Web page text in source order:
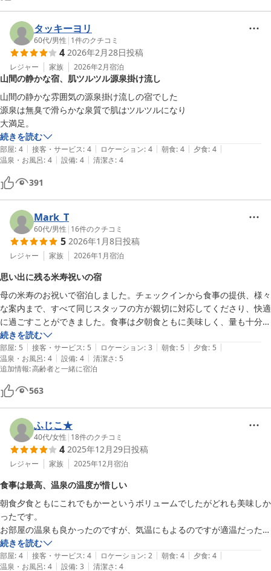
タッキーヨリ
60代/男性 | 1件のクチコミ
4 2026年2月28日投稿
レジャー 家族 2026年2月宿泊
山間の静かな宿、肌ツルツル源泉掛け流し
山間の静かな雰囲気の源泉掛け流しの宿でした
源泉は無臭で滑らかな泉質で肌はツルツルになり
大満足。
続きを読む
部屋: 4 | 接客・サービス: 4 | ロケーション: 4 | 朝食: 4 | 夕食: 4 |
温泉・お風呂: 4 | 設備: 4 | 清潔さ: 4
391
Mark_T
60代/男性 | 16件のクチコミ
5 2026年1月8日投稿
レジャー 家族 2026年1月宿泊
思い出に残る米寿祝いの宿
母の米寿のお祝いで宿泊しました。チェックインから食事の提供、様々
な案内まで、すべて同じスタッフの方が親切に対応してくださり、快適
に過ごすことができました。食事は夕朝食ともに美味しく、量も十分で
した。中でも夕食時に追加でお願いした金目鯛の姿煮は、味も見た目も
格別でした。夕食時に撮っていただいた家族写真を、翌日写真立てに入
れてプレゼントしてくださった点は、母も良い思い出になると感謝して
いました。ロビーや廊下、室内の所々に生花がセンス良く飾ってあるこ
とから、隅々まで心配りのある素晴らしい宿だと感じました。
続きを読む
部屋: 5 | 接客・サービス: 5 | ロケーション: 3 | 朝食: 5 | 夕食: 5 |
温泉・お風呂: 4 | 設備: 4 | 清潔さ: 5
追加情報:高齢者と一緒に宿泊
563
ふじこ★
40代/女性 | 18件のクチコミ
4 2025年12月29日投稿
レジャー 家族 2025年12月宿泊
食事は最高、温泉の温度が惜しい
朝食夕食ともにこれでもかーというボリュームでしたがどれも美味しか
ったです。
お部屋の温泉も良かったのですが、気温にもよるのですが適温だったり
気持ち温度が低めだなと思うことがあったのが残念。
また立地が駅からかなり登ったところにあり、車必須でしたが、所用で
続きを読む
部屋: 4 | 接客・サービス: 4 | ロケーション: 2 | 朝食: 4 | 夕食: 4 |
温泉・お風呂: 4 | 設備: 3 | 清潔さ: 4